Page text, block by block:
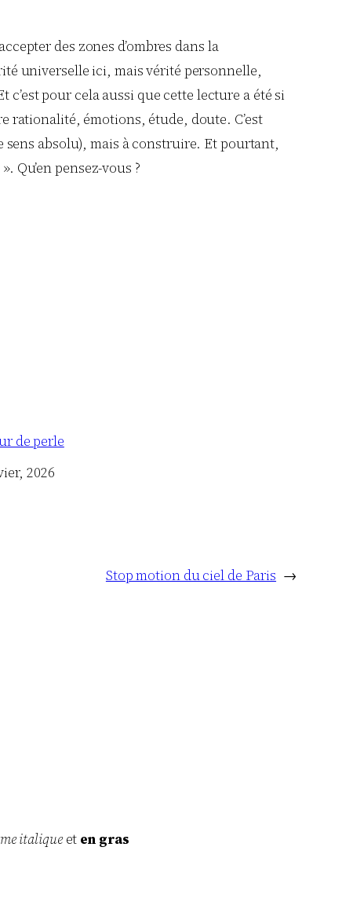
des zones d’ombres dans la
universelle ici, mais vérité personnelle,
pour cela aussi que cette lecture a été si
rationalité, émotions, étude, doute. C’est
sens absolu), mais à construire. Et pourtant,
Qu’en pensez-vous ?
de perle
2026
Stop motion du ciel de Paris →
italiqueet en gras